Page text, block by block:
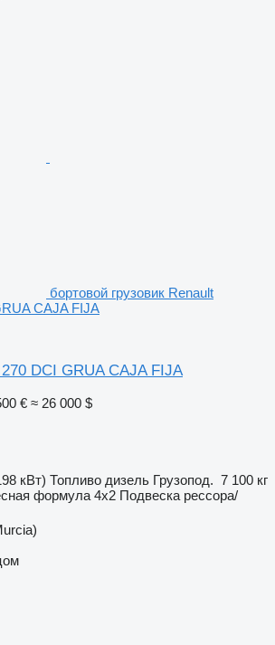
бортовой грузовик Renault
CAJA FIJA
DCI GRUA CAJA FIJA
€ ≈ 26 000 $
кВт) Топливо дизель Грузопод. 7 100 кг
формула 4x2 Подвеска рессора/